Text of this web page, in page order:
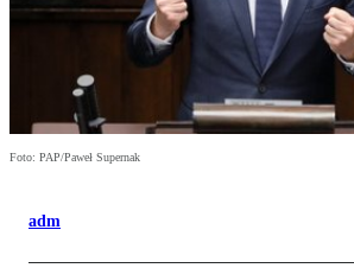
Foto: PAP/Paweł Supernak
adm